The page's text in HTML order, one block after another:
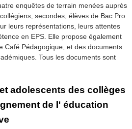
enquêtes de terrain menées auprès
secondes, élèves de Bac Pro
leurs représentations, leurs attentes
en EPS. Elle propose également
Café Pédagogique, et des documents
Tous les documents sont
adolescents des collèges
de l' éducation